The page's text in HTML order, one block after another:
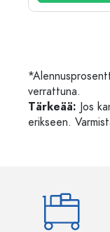
verrattuna.
Tärkeää: Jos
erikseen.